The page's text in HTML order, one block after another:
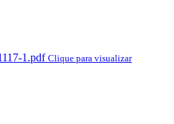
1.pdf Clique para visualizar